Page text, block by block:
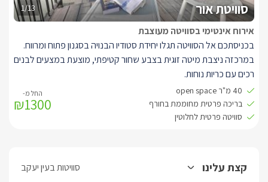
1/13 סוויטת אור
אירוח אינטימי בסוויטה מעוצבת
בכניסתכם אל הסוויטה תגלו יחידת סטודיו הבנויה בסגנון פתוח ומרווח.
במרכזה ניצבת מיטה זוגית בצבע שחור קטיפתי, מוצעת במצעים לבנים
רכים עם כריות נוחות.
קיר גב המיטה מעוצב בחיפוי קיר שיש שחור, ולצידי המיטה ארוניות צד
לבנות תואמות.
אל מול המיטה תלויה על הקיר טלויזיה חדישה המחוברת לאינטרנט
אספרסו, מיקרוגל, וערכה להכנת קפה ותה. בסמוך לה ניצב שולחן אוכל
40 מ"ר open space
בריכה פרטית מחוממת בחורף
סוויטה פרטית לחלוטין
₪1300
קצת עלינו סוויטות בעין יעקב